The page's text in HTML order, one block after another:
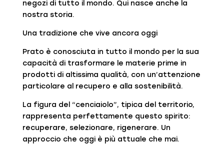
negozi di tutto il mondo. Qui nasce anche la
nostra storia.
Una tradizione che vive ancora oggi
Prato è conosciuta in tutto il mondo per la sua
capacità di trasformare le materie prime in
prodotti di altissima qualità, con un’attenzione
particolare al recupero e alla sostenibilità.
La figura del “cenciaiolo”, tipica del territorio,
rappresenta perfettamente questo spirito:
recuperare, selezionare, rigenerare. Un
approccio che oggi è più attuale che mai.